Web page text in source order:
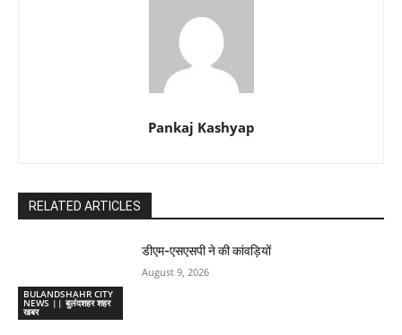
Pankaj Kashyap
RELATED ARTICLES
BULANDSHAHR CITY
NEWS || बुलंदशहर शहर
खबर
डीएम-एसएसपी ने की कांवड़ियों
August 9, 2026